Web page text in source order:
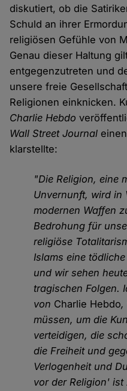
diskutiert, ob die
Schuld an ihrer
religiösen Gefühle von
Genau dieser Haltung
entgegenzutreten und
unsere freie
Religionen einknicken.
Charlie Hebdo
Wall Street Journal
klarstellte:
"Die Religion, eine
Unvernunft, wird in
modernen Waffen
Bedrohung für
religiöse
Islams eine
und wir sehen
tragischen Folgen.
von Charlie Hebdo,
müssen, um die
verteidigen, die
die Freiheit und
Verlogenheit und
vor der Religion'